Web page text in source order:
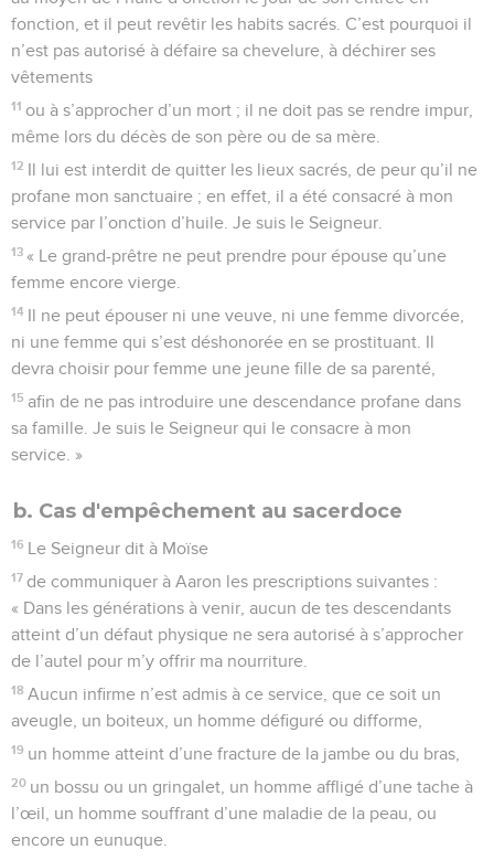
fonction, et il peut revêtir les habits sacrés. C’est pourquoi il
n’est pas autorisé à défaire sa chevelure, à déchirer ses
vêtements
11 ou à s’approcher d’un mort ; il ne doit pas se rendre impur,
même lors du décès de son père ou de sa mère.
12 Il lui est interdit de quitter les lieux sacrés, de peur qu’il ne
profane mon sanctuaire ; en effet, il a été consacré à mon
service par l’onction d’huile. Je suis le Seigneur.
13 « Le grand-prêtre ne peut prendre pour épouse qu’une
femme encore vierge.
14 Il ne peut épouser ni une veuve, ni une femme divorcée,
ni une femme qui s’est déshonorée en se prostituant. Il
devra choisir pour femme une jeune fille de sa parenté,
15 afin de ne pas introduire une descendance profane dans
sa famille. Je suis le Seigneur qui le consacre à mon
service. »
b. Cas d'empêchement au sacerdoce
16 Le Seigneur dit à Moïse
17 de communiquer à Aaron les prescriptions suivantes :
« Dans les générations à venir, aucun de tes descendants
atteint d’un défaut physique ne sera autorisé à s’approcher
de l’autel pour m’y offrir ma nourriture.
18 Aucun infirme n’est admis à ce service, que ce soit un
aveugle, un boiteux, un homme défiguré ou difforme,
19 un homme atteint d’une fracture de la jambe ou du bras,
20 un bossu ou un gringalet, un homme affligé d’une tache à
l’œil, un homme souffrant d’une maladie de la peau, ou
encore un eunuque.